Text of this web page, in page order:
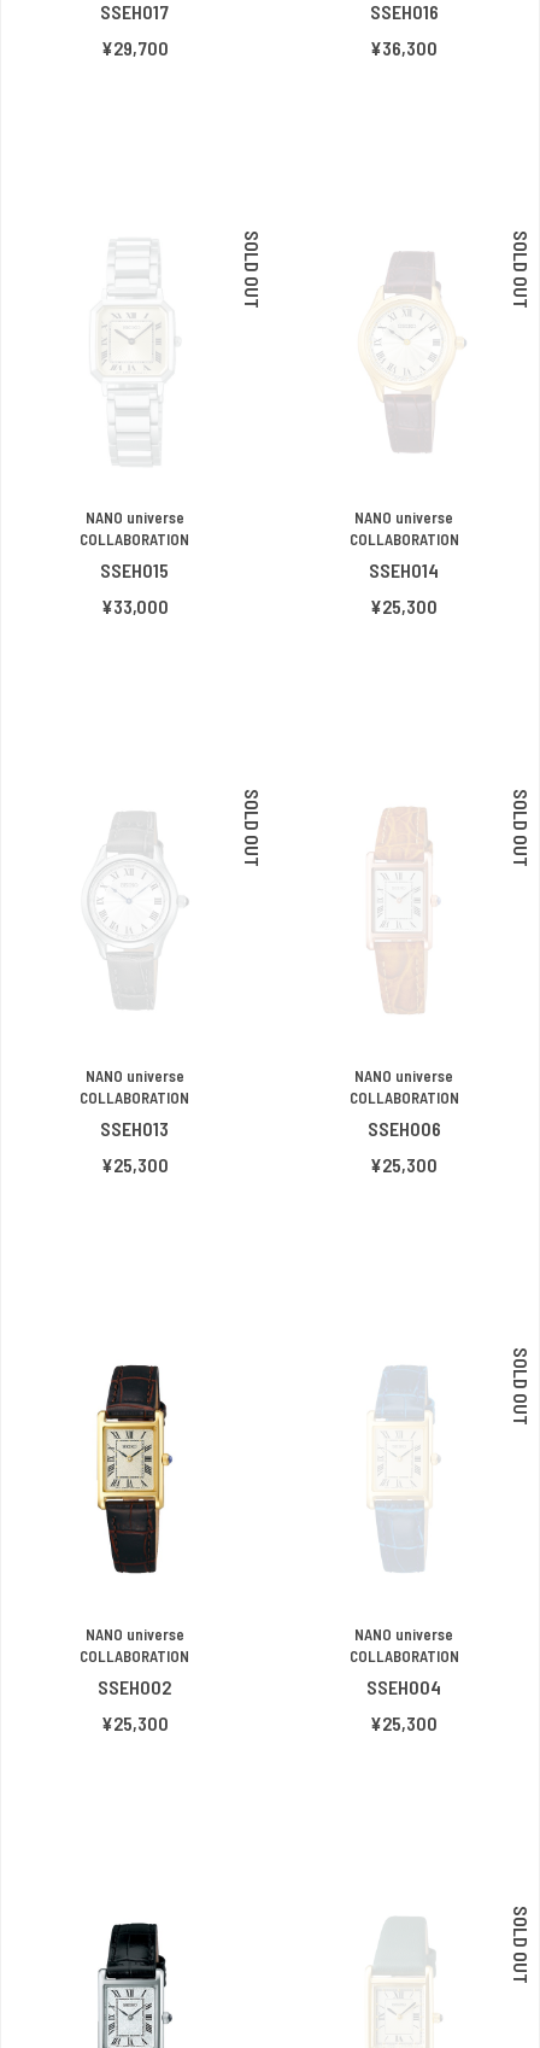
SSEH017
¥29,700
SSEH016
¥36,300
SOLD OUT
NANO universe
COLLABORATION
SSEH015
¥33,000
SOLD OUT
NANO universe
COLLABORATION
SSEH014
¥25,300
SOLD OUT
NANO universe
COLLABORATION
SSEH013
¥25,300
SOLD OUT
NANO universe
COLLABORATION
SSEH006
¥25,300
NANO universe
COLLABORATION
SSEH002
¥25,300
SOLD OUT
NANO universe
COLLABORATION
SSEH004
¥25,300
SOLD OUT